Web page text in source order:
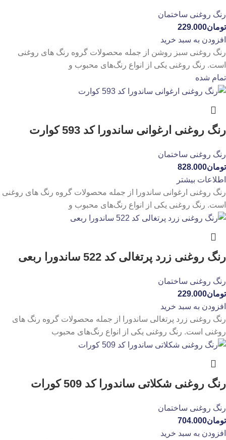
رنگ روغنی ساختمان
تومان229.000
افزودن به سبد خرید
رنگ روغنی سبز روشن از جمله محصولات گروه رنگ های روغنی
است. رنگ روغنی یکی از انواع رنگ‌های محبوب و
تمام شده
رنگ روغنی ارغوانی ساندورا کد 593 کوارت
رنگ روغنی ساختمان
تومان828.000
اطلاعات بیشتر
رنگ روغنی ارغوانی ساندورا از جمله محصولات گروه رنگ های روغنی
است. رنگ روغنی یکی از انواع رنگ‌های محبوب و
رنگ روغنی زرد پرتغالی کد 522 ساندورا ربعی
رنگ روغنی ساختمان
تومان229.000
افزودن به سبد خرید
رنگ روغنی زرد پرتغالی ساندورا از جمله محصولات گروه رنگ های
روغنی است. رنگ روغنی یکی از انواع رنگ‌های محبوب
رنگ روغنی شکلاتی ساندورا کد 509 کورات
رنگ روغنی ساختمان
تومان704.000
افزودن به سبد خرید